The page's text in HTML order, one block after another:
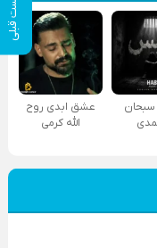
پست قبلی
عشق ابدی روح
الله کرمی